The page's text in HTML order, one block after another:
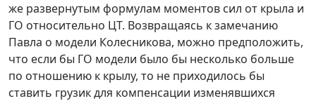
же развернутым формулам моментов сил от крыла и
ГО относительно ЦТ. Возвращаясь к замечанию
Павла о модели Колесникова, можно предположить,
что если бы ГО модели было бы несколько больше
по отношению к крылу, то не приходилось бы
ставить грузик для компенсации изменявшихся